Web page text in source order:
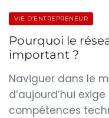
VIE D’ENTREPRENEUR
Pourquoi le
important ?
Naviguer dans le
d’aujourd’hui
compétences